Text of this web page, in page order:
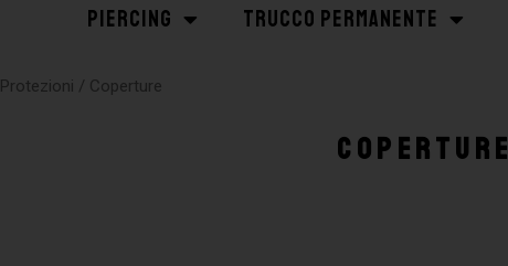
PIERCING
TRUCCO PERMANENTE
Protezioni / Coperture
Coperture